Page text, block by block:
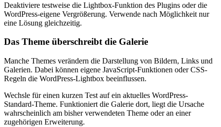
Deaktiviere testweise die Lightbox-Funktion des Plugins oder die
WordPress-eigene Vergrößerung. Verwende nach Möglichkeit nur
eine Lösung gleichzeitig.
Das Theme überschreibt die Galerie
Manche Themes verändern die Darstellung von Bildern, Links und
Galerien. Dabei können eigene JavaScript-Funktionen oder CSS-
Regeln die WordPress-Lightbox beeinflussen.
Wechsle für einen kurzen Test auf ein aktuelles WordPress-
Standard-Theme. Funktioniert die Galerie dort, liegt die Ursache
wahrscheinlich am bisher verwendeten Theme oder an einer
zugehörigen Erweiterung.